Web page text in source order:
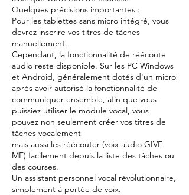
Quelques précisions importantes :
Pour les tablettes sans micro intégré, vous
devrez inscrire vos titres de tâches
manuellement.
Cependant, la fonctionnalité de réécoute
audio reste disponible. Sur les PC Windows
et Android, généralement dotés d'un micro
après avoir autorisé la fonctionnalité de
communiquer ensemble, afin que vous
puissiez utiliser le module vocal, vous
pouvez non seulement créer vos titres de
tâches vocalement
mais aussi les réécouter (voix audio GIVE
ME) facilement depuis la liste des tâches ou
des courses.
Un assistant personnel vocal révolutionnaire,
simplement à portée de voix.